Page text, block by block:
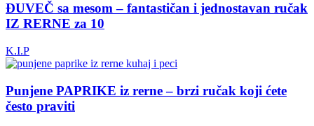
ĐUVEČ sa mesom – fantastičan i jednostavan ručak
IZ RERNE za 10
K.I.P
Punjene PAPRIKE iz rerne – brzi ručak koji ćete
često praviti